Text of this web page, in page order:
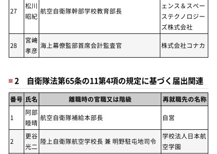
27
松川
昭紀
航空自衛隊幹部学校教育部長
ェンス＆スペー
ステクノロジー
ズ株式会社
28
宮﨑
孝彦
海上幕僚監部首席会計監査官 株式会社コナカ
2 自衛隊法第65条の11第4項の規定に基づく届出関連
番号 氏名 離職時の官職又は階級
再就職先の名称
1
阿部
睦晴
航空自衛隊補給本部長 自営
2
更谷
光二
陸上自衛隊航空学校長 兼 明野駐屯地司令
学校法人日本航
空学園